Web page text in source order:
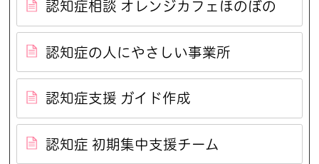
認知症相談 オレンジカフェほのぼの
認知症の人にやさしい事業所
認知症支援 ガイド作成
認知症 初期集中支援チーム